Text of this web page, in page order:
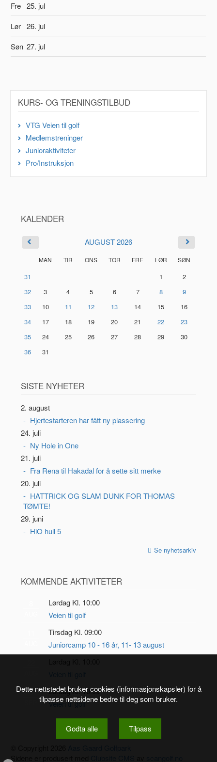
Fre 25. jul
Lør 26. jul
Søn 27. jul
KURS- OG TRENINGSTILBUD
VTG Veien til golf
Medlemstreninger
Junioraktiviteter
Pro/Instruksjon
KALENDER
AUGUST 2026
MAN TIR ONS TOR FRE LØR SØN
31 1
2
32
3 4 5 6 7 8
9
33
10 11 12 13 14 15
16
34
17 18 19 20 21 22
23
35
24 25 26 27 28 29
30
36
31
SISTE NYHETER
2. august
Hjertestarteren har fått ny plassering
24. juli
Ny Hole in One
21. juli
Fra Rena til Hakadal for å sette sitt merke
20. juli
HATTRICK OG SLAM DUNK FOR THOMAS
TØMTE!
29. juni
HiO hull 5
Se nyhetsarkiv
KOMMENDE AKTIVITETER
Lørdag Kl. 10:00
Veien til golf
Tirsdag Kl. 09:00
Juniorcamp 10 - 16 år, 11- 13 august
5
Lørdag Kl. 10:00
Veien til golf
Sidene er produsert med
Dette nettstedet bruker cookies (informasjonskapsler) for å
tilpasse nettsidene bedre til deg som bruker.
Godta alle Tilpass